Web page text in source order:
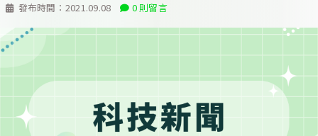
發布時間： 2021.09.08 0 則留言